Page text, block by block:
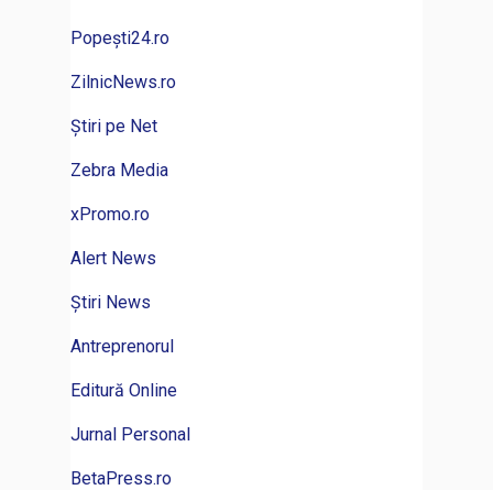
Popești24.ro
ZilnicNews.ro
Știri pe Net
Zebra Media
xPromo.ro
Alert News
Știri News
Antreprenorul
Editură Online
Jurnal Personal
BetaPress.ro